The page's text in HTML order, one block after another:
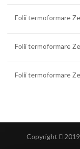
Folii termoformare
Folii termoformare
Folii termoformare
Copyright 2019